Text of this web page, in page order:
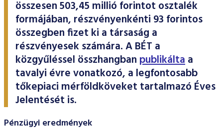
ESG Útmutató
összesen 503,45 millió forintot osztalék
formájában, részvényenkénti 93 forintos
összegben fizet ki a társaság a
részvényesek számára. A BÉT a
közgyűléssel összhangban publikáltaa
tavalyi évre vonatkozó, a legfontosabb
tőkepiaci mérföldköveket tartalmazó Éves
Jelentését is.
Pénzügyi eredmények